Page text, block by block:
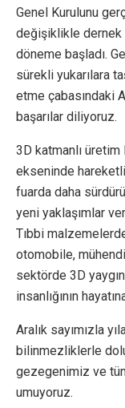
Genel Kurulunu
değişiklikle dernek
döneme başladı.
sürekli yukarılara
etme çabasındaki
başarılar diliyoruz.
3D katmanlı üretim
ekseninde
fuarda daha
yeni yaklaşımlar
Tıbbi
otomobile,
sektörde 3D
insanlığının
Aralık sayımızla
bilinmezliklerle
gezegenimiz ve
umuyoruz.